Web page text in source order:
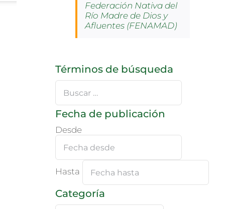
Federación Nativa del
Río Madre de Dios y
Afluentes (FENAMAD)
Términos de búsqueda
Buscar
Fecha de publicación
Desde
Hasta
Categoría